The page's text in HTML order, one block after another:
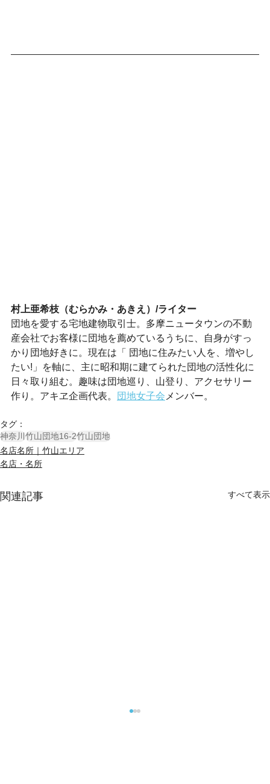
村上亜希枝（むらかみ・あきえ）/ライター
団地を愛する宅地建物取引士。多摩ニュータウンの不動
産会社でお客様に団地を薦めているうちに、自身がすっ
かり団地好きに。現在は「 団地に住みたい人を、増やし
たい!」を軸に、主に昭和期に建てられた団地の活性化に
日々取り組む。趣味は団地巡り、山登り、アクセサリー
作り。アキヱ企画代表。
団地女子会 メンバー。
タグ：
神奈川 竹山団地16-2竹山団地
名店名所｜竹山エリア
名店・名所
関連記事 すべて表示